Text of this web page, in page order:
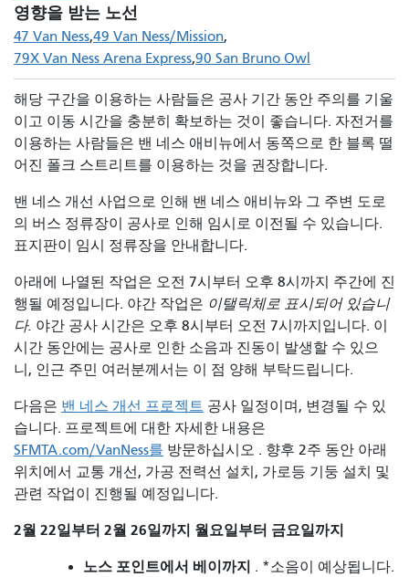
영향을 받는 노선
47 Van Ness 49 Van Ness/Mission
79X Van Ness Arena Express 90 San Bruno Owl
해당 구간을 이용하는 사람들은 공사 기간 동안 주의를 기울
이고 이동 시간을 충분히 확보하는 것이 좋습니다. 자전거를
이용하는 사람들은 밴 네스 애비뉴에서 동쪽으로 한 블록 떨
어진 폴크 스트리트를 이용하는 것을 권장합니다.
밴 네스 개선 사업으로 인해 밴 네스 애비뉴와 그 주변 도로
의 버스 정류장이 공사로 인해 임시로 이전될 수 있습니다.
표지판이 임시 정류장을 안내합니다.
아래에 나열된 작업은 오전 7시부터 오후 8시까지 주간에 진
행될 예정입니다. 야간 작업은 이탤릭체로 표시되어 있습니
다. 야간 공사 시간은 오후 8시부터 오전 7시까지입니다. 이
시간 동안에는 공사로 인한 소음과 진동이 발생할 수 있으
니, 인근 주민 여러분께서는 이 점 양해 부탁드립니다.
다음은 밴 네스 개선 프로젝트 공사 일정이며, 변경될 수 있
습니다. 프로젝트에 대한 자세한 내용은
SFMTA.com/VanNess를 방문하십시오 . 향후 2주 동안 아래
위치에서 교통 개선, 가공 전력선 설치, 가로등 기둥 설치 및
관련 작업이 진행될 예정입니다.
2월 22일부터 2월 26일까지 월요일부터 금요일까지
노스 포인트에서 베이까지 . *소음이 예상됩니다.